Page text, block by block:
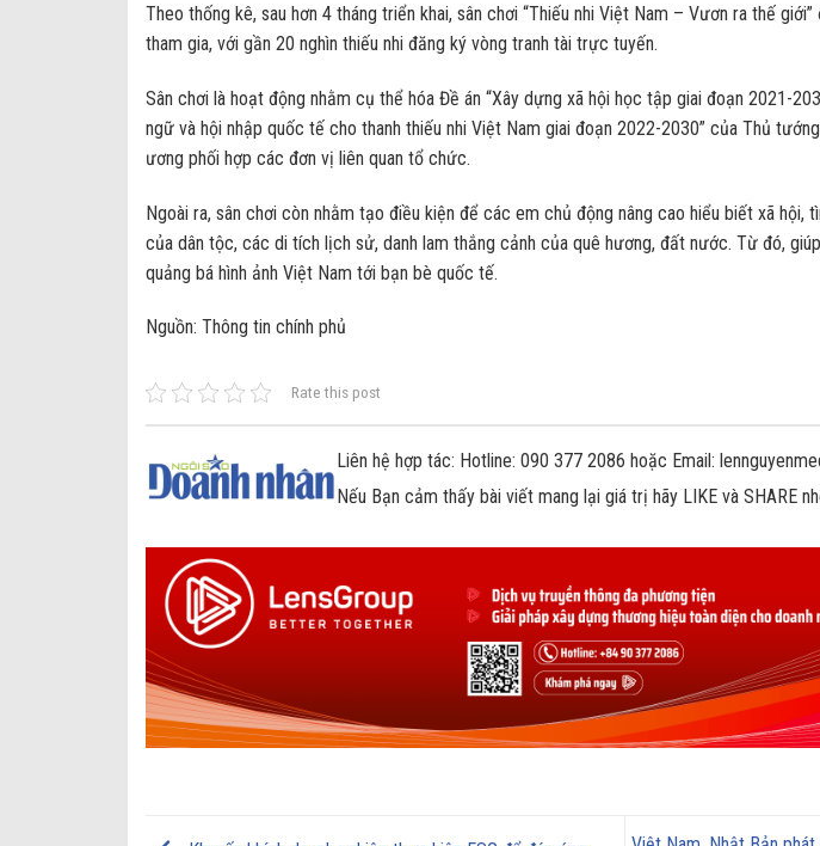
Theo thống kê, sau hơn 4 tháng triển khai, sân chơi “Thiếu nhi Việt Nam – Vươn ra thế
tham gia, với gần 20 nghìn thiếu nhi đăng ký vòng tranh tài trực tuyến.
Sân chơi là hoạt động nhằm cụ thể hóa Đề án “Xây dựng xã hội học tập giai đoạn 2021-
ngữ và hội nhập quốc tế cho thanh thiếu nhi Việt Nam giai đoạn 2022-2030” của Thủ
ương phối hợp các đơn vị liên quan tổ chức.
Ngoài ra, sân chơi còn nhằm tạo điều kiện để các em chủ động nâng cao hiểu biết xã hội,
của dân tộc, các di tích lịch sử, danh lam thắng cảnh của quê hương, đất nước. Từ đó,
quảng bá hình ảnh Việt Nam tới bạn bè quốc tế.
Nguồn: Thông tin chính phủ
Rate this post
Liên hệ hợp tác: Hotline: 090 377 2086 hoặc Email:
Nếu Bạn cảm thấy bài viết mang lại giá trị hãy LIKE và SHARE